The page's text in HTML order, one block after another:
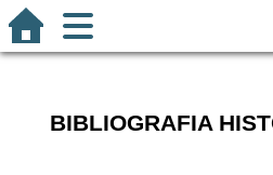
BIBLIOGRAFIA